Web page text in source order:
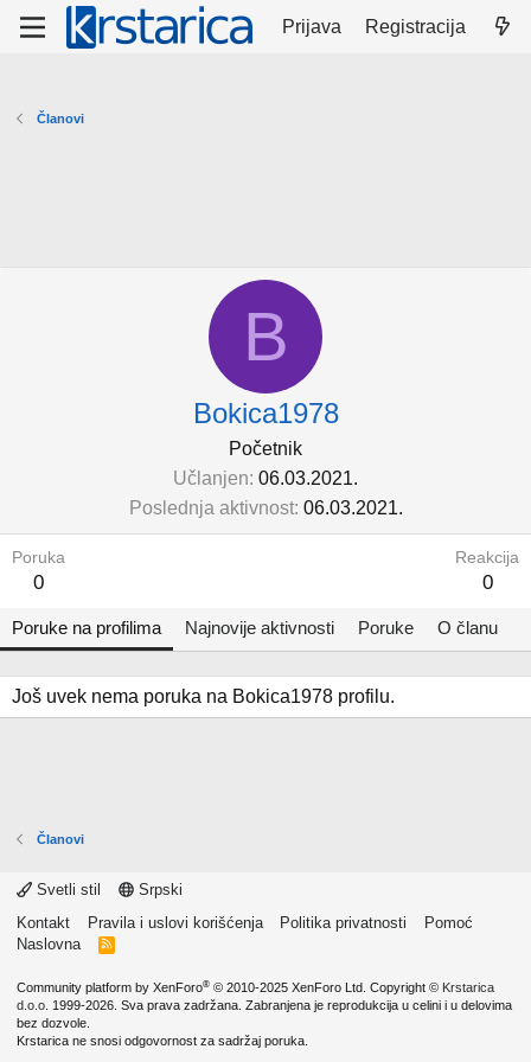
Prijava Registracija
Članovi
B
Bokica1978
Početnik
Učlanjen 06.03.2021.
Poslednja aktivnost 06.03.2021.
Poruka
0
Reakcija
0
Poruke na profilima Najnovije aktivnosti Poruke O članu
Još uvek nema poruka na Bokica1978 profilu.
Članovi
Svetli stil
Srpski
Kontakt
Pravila i uslovi korišćenja Politika privatnosti
Pomoć
Naslovna
R
Community platform by XenForo® © 2010-2025 XenForo Ltd. Copyright © Krstarica
d.o.o. 1999-2026. Sva prava zadržana. Zabranjena je reprodukcija u celini i u delovima
bez dozvole.
Krstarica ne snosi odgovornost za sadržaj poruka.